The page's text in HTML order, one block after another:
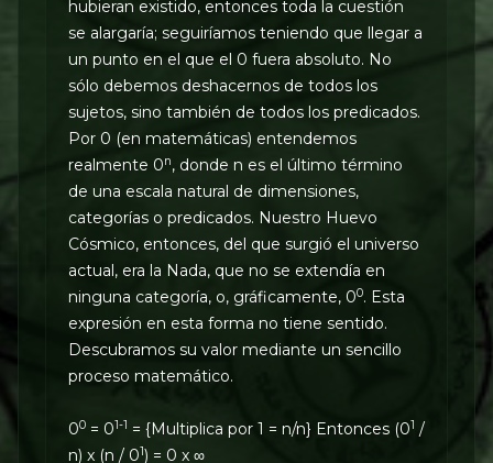
hubieran existido, entonces toda la cuestión
se alargaría; seguiríamos teniendo que llegar a
un punto en el que el 0 fuera absoluto. No
sólo debemos deshacernos de todos los
sujetos, sino también de todos los predicados.
Por 0 (en matemáticas) entendemos
realmente 0n, donde n es el último término
de una escala natural de dimensiones,
categorías o predicados. Nuestro Huevo
Cósmico, entonces, del que surgió el universo
actual, era la Nada, que no se extendía en
ninguna categoría, o, gráficamente, 00. Esta
expresión en esta forma no tiene sentido.
Descubramos su valor mediante un sencillo
proceso matemático.
00 = 01-1 = {Multiplica por 1 = n/n} Entonces (01 /
n) x (n / 01) = 0 x ∞